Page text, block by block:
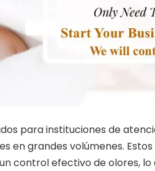
para instituciones de
en grandes volúmenes.
control efectivo de olores,